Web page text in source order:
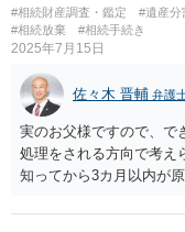
#相続財産調査・鑑定 #遺産分
#相続放棄
#相続手続き
2025年7月15日
佐々木 晋輔 弁護
実のお父様ですので、で
処理をされる方向で考え
知ってから3カ月以内が
放棄するかどうか決める